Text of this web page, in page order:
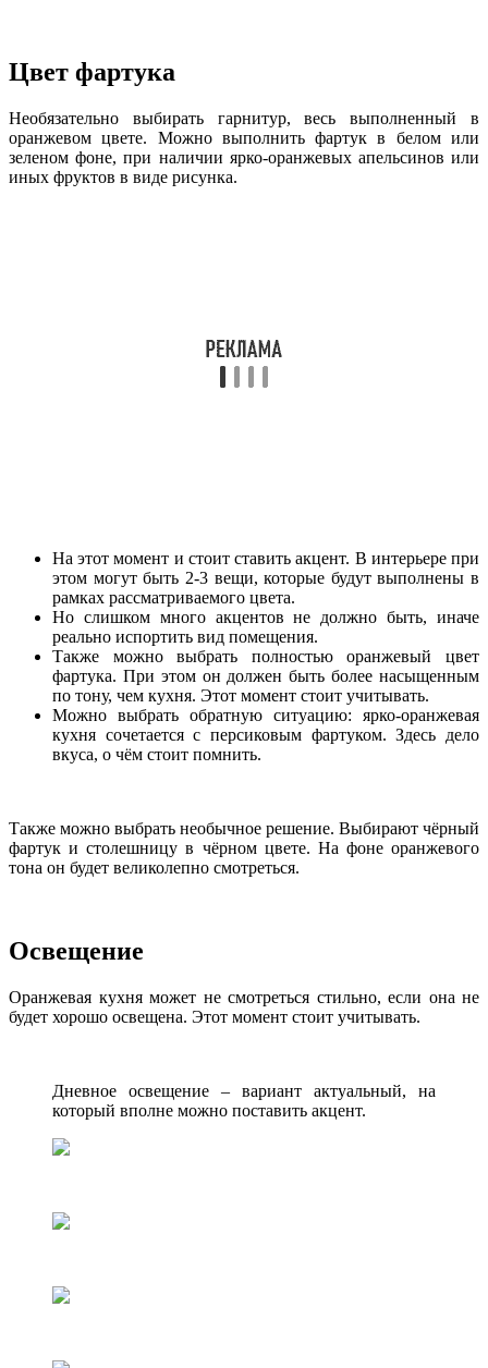
Цвет фартука
Необязательно выбирать гарнитур, весь выполненный в
оранжевом цвете. Можно выполнить фартук в белом или
зеленом фоне, при наличии ярко-оранжевых апельсинов или
иных фруктов в виде рисунка.
На этот момент и стоит ставить акцент. В интерьере при
этом могут быть 2-3 вещи, которые будут выполнены в
рамках рассматриваемого цвета.
Но слишком много акцентов не должно быть, иначе
реально испортить вид помещения.
Также можно выбрать полностью оранжевый цвет
фартука. При этом он должен быть более насыщенным
по тону, чем кухня. Этот момент стоит учитывать.
Можно выбрать обратную ситуацию: ярко-оранжевая
кухня сочетается с персиковым фартуком. Здесь дело
вкуса, о чём стоит помнить.
Также можно выбрать необычное решение. Выбирают чёрный
фартук и столешницу в чёрном цвете. На фоне оранжевого
тона он будет великолепно смотреться.
Освещение
Оранжевая кухня может не смотреться стильно, если она не
будет хорошо освещена. Этот момент стоит учитывать.
Дневное освещение – вариант актуальный, на
который вполне можно поставить акцент.